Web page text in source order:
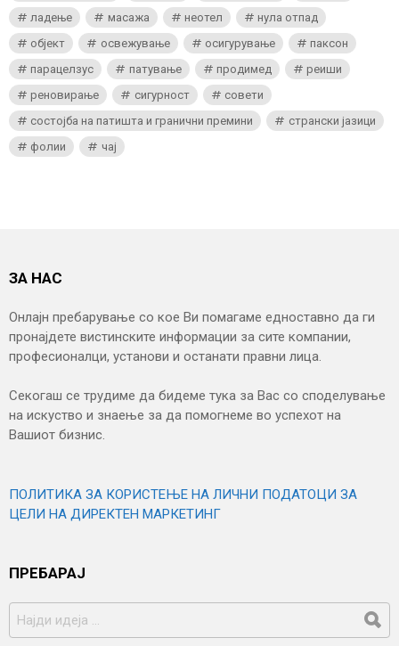
ладење
масажа неотел
нула отпад
објект
освежување осигурување
паксон
парацелзус
патување продимед
реиши
реновирање
сигурност
совети
состојба на патишта и гранични премини
странски јазици
фолии
чај
ЗА НАС
Онлајн пребарување со кое Ви помагаме едноставно да ги
пронајдете вистинските информации за сите компании,
професионалци, установи и останати правни лица.
Секогаш се трудиме да бидеме тука за Вас со споделување
на искуство и знаење за да помогнеме во успехот на
Вашиот бизнис.
ПОЛИТИКА ЗА КОРИСТЕЊЕ НА ЛИЧНИ ПОДАТОЦИ ЗА
ЦЕЛИ НА ДИРЕКТЕН МАРКЕТИНГ
ПРЕБАРАЈ
БАРАЈ
ЗА: